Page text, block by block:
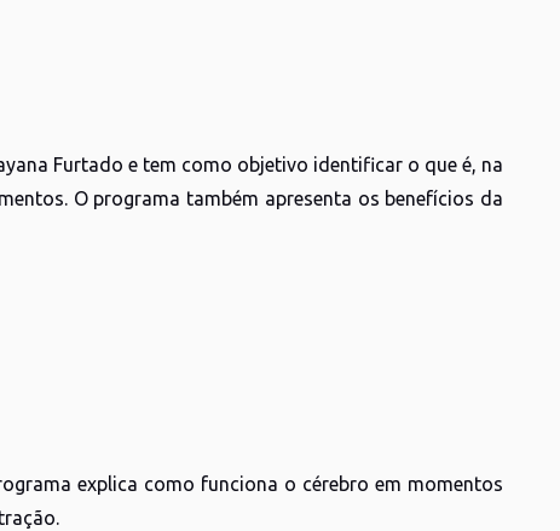
Furtado e tem como objetivo identificar o que é, na
O programa também apresenta os benefícios da
explica como funciona o cérebro em momentos